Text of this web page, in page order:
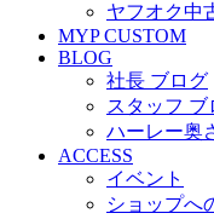
ヤフオク中
MYP CUSTOM
BLOG
社長 ブログ
スタッフ ブ
ハーレー奥
ACCESS
イベント
ショップへ